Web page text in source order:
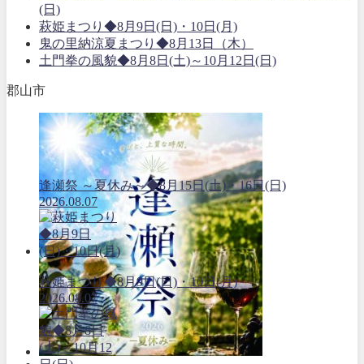
(日)
萩姫まつり◆8月9日(日)・10日(月)
鬼の里納涼夏まつり◆8月13日（木）
土門拳の風貌◆8月8日(土)～10月12日(日)
郡山市
逢瀬祭 ～夏休み～◆8月15日(土)・16日(日)
2026.08.07
萩姫まつり◆8月9日(日)・10日(月)
2026.08.07